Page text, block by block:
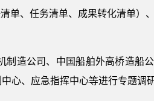
单、任务清单、成果转化清单）
造公司、中国船舶外高桥造船
心、应急指挥中心等进行专题调研